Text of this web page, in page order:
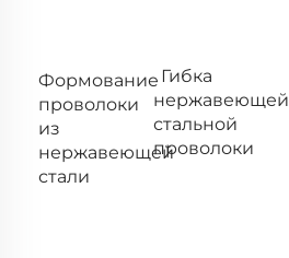
Формование
проволоки
из
нержавеющей
стали
Гибка
нержавеющей
стальной
проволоки